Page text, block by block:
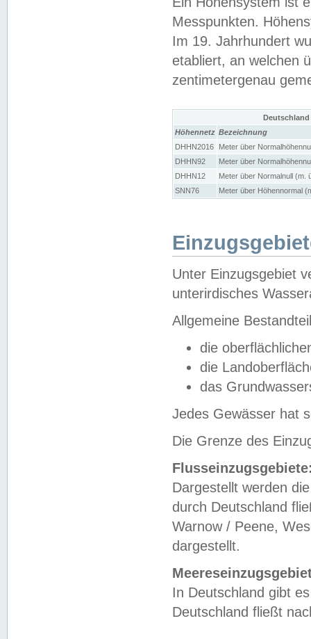
Messpunkten.
Im 19. Jahrhundert
etabliert, an welchen
zentimetergenau
Höhennetz Bezeichnung
DHHN2016
Meter über
DHHN92
Meter über
DHHN12
Meter über Normalnull (m.
SNN76
Meter über Höhennormal
Unter Einzugsgebiet
unterirdisches
Allgemeine
die
die
das
Jedes Gewässer hat
Die Grenze des
Dargestellt werden
durch Deutschland
Warnow / Peene,
dargestellt.
In Deutschland gibt
Deutschland fließt